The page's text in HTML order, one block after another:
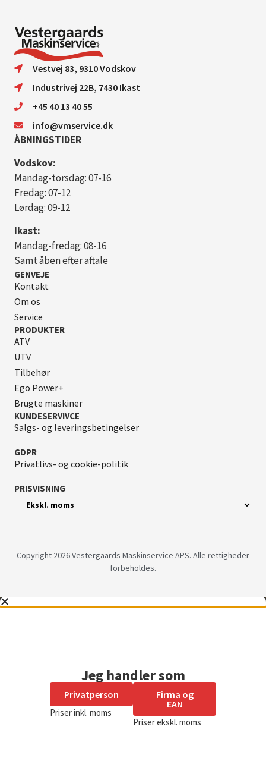
Vestvej 83, 9310 Vodskov
Industrivej 22B, 7430 Ikast
+45 40 13 40 55
info@vmservice.dk
ÅBNINGSTIDER
Vodskov:
Mandag-torsdag: 07-16
Fredag: 07-12
Lørdag: 09-12
Ikast:
Mandag-fredag: 08-16
Samt åben efter aftale
GENVEJE
Kontakt
Om os
Service
PRODUKTER
ATV
UTV
Tilbehør
Ego Power+
Brugte maskiner
KUNDESERVIVCE
Salgs- og leveringsbetingelser
GDPR
Privatlivs- og cookie-politik
PRISVISNING
Copyright 2026 Vestergaards Maskinservice APS. Alle rettigheder
forbeholdes.
Jeg handler som
Privatperson
Priser inkl. moms
Firma og
EAN
Priser ekskl. moms